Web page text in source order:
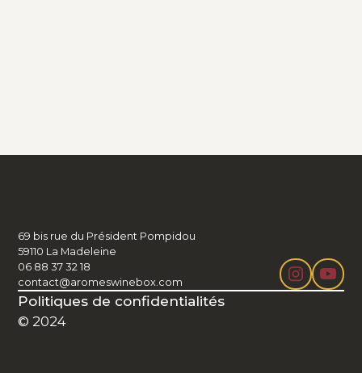
69 bis rue du Président Pompidou
59110 La Madeleine
06 88 37 32 18
contact@aromeswinebox.com
© 2024
Politiques de confidentialités